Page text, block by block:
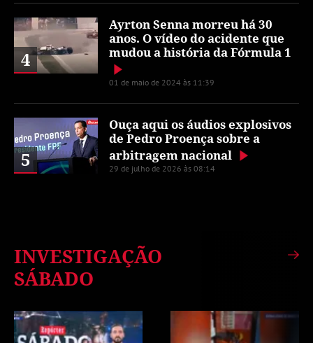
4
Ayrton Senna morreu há 30
anos. O vídeo do acidente que
mudou a história da Fórmula 1
01 de maio de 2024 às 11:39
5
Ouça aqui os áudios explosivos
de Pedro Proença sobre a
arbitragem nacional
29 de julho de 2026 às 08:14
INVESTIGAÇÃO
SÁBADO